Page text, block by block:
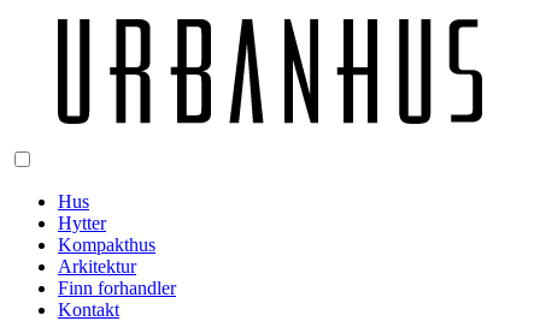
Hus
Hytter
Kompakthus
Arkitektur
Finn forhandler
Kontakt